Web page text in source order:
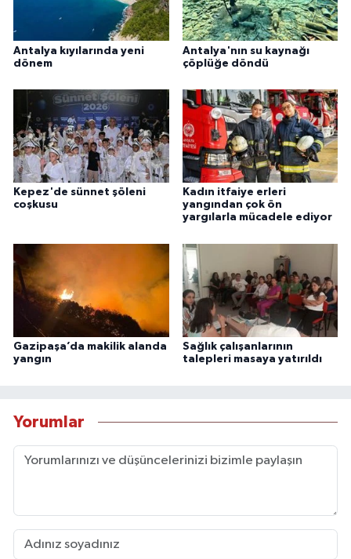
Antalya kıyılarında yeni
dönem
Antalya'nın su kaynağı
çöplüğe döndü
Kepez'de sünnet şöleni
coşkusu
Kadın itfaiye erleri
yangından çok ön
yargılarla mücadele ediyor
Gazipaşa’da makilik alanda
yangın
Sağlık çalışanlarının
talepleri masaya yatırıldı
Yorumlar